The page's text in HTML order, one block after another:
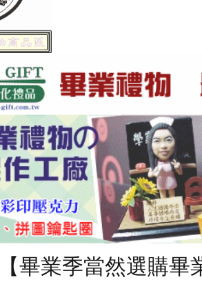
【畢業季當然選購